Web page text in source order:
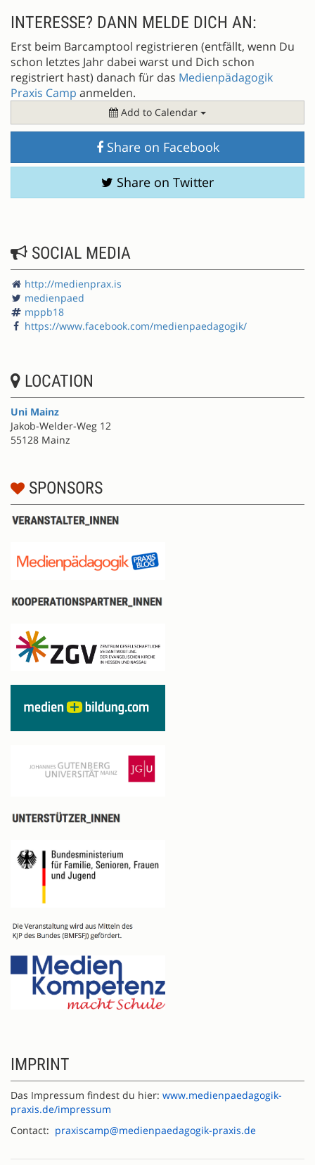
INTERESSE? DANN MELDE DICH AN:
Erst beim Barcamptool registrieren (entfällt, wenn Du
schon letztes Jahr dabei warst und Dich schon
registriert hast) danach für das Medienpädagogik
Praxis Camp anmelden.
Add to Calendar
Share on Facebook
Share on Twitter
SOCIAL MEDIA
http://medienprax.is
medienpaed
mppb18
https://www.facebook.com/medienpaedagogik/
LOCATION
Uni Mainz
Jakob-Welder-Weg 12
55128 Mainz
SPONSORS
IMPRINT
Das Impressum findest du hier: www.medienpaedagogik-
praxis.de/impressum
Contact: praxiscamp@medienpaedagogik-praxis.de